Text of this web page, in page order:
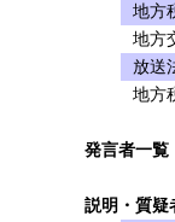
地方
地方
放送
地方
発言者一覧
説明・質疑